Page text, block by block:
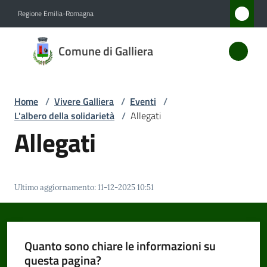
Regione Emilia-Romagna
Comune di Galliera
Comune
di
Servizi
Vivere
Galliera
Menu selezionato
Home / Vivere Galliera / Eventi /
L'albero della solidarietà / Allegati
Allegati
Ultimo aggiornamento:11-12-2025 10:51
Quanto sono chiare le informazioni su
questa pagina?